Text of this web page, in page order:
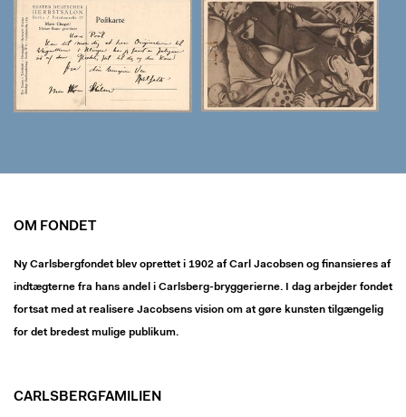
OM FONDET
Ny Carlsbergfondet blev oprettet i 1902 af Carl Jacobsen og finansieres af
indtægterne fra hans andel i Carlsberg-bryggerierne. I dag arbejder fondet
fortsat med at realisere Jacobsens vision om at gøre kunsten tilgængelig
for det bredest mulige publikum.
CARLSBERGFAMILIEN